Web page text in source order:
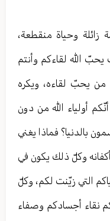
زائلة وحياة منقطعة،
الله لقاءكم وأنتم
من يحبّ لقاءه، ويكره
أولياء الله من دون
بالدنيا؟ فماذا يغني
وكلّ ذلك يكون في
التي زيّنت لكم، وكلّ
نقاء أجسادكم وصفاء